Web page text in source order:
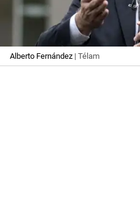
Alberto Fernández | Télam